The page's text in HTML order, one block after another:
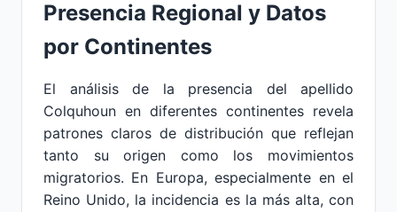
Presencia Regional y Datos
por Continentes
El análisis de la presencia del apellido
Colquhoun en diferentes continentes revela
patrones claros de distribución que reflejan
tanto su origen como los movimientos
migratorios. En Europa, especialmente en el
Reino Unido, la incidencia es la más alta, con